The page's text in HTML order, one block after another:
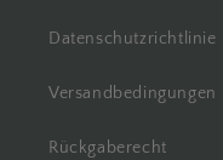
Datenschutzrichtlinie
Versandbedingungen
Rückgaberecht